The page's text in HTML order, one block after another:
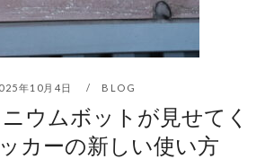
年10月4日 BLOG
ウムボットが見せてく
カーの新しい使い方